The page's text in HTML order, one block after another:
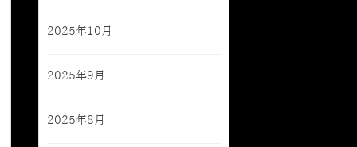
2025年10月
2025年9月
2025年8月